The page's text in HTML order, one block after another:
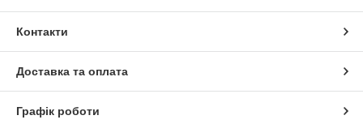
Контакти
Доставка та оплата
Графік роботи